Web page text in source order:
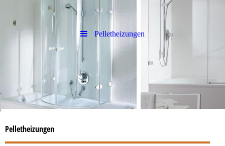
Pelletheizungen
Pelletheizungen